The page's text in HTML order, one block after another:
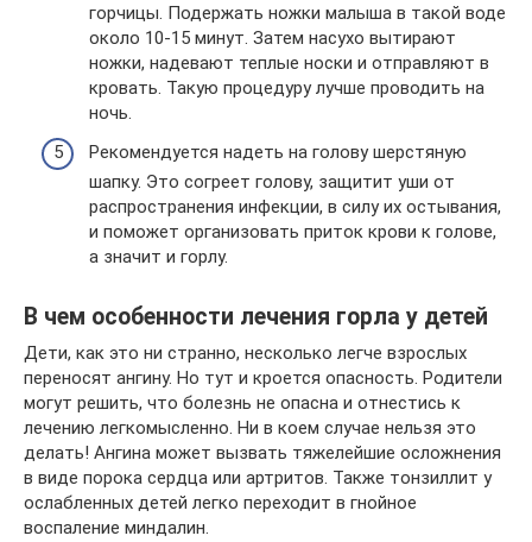
горчицы. Подержать ножки малыша в такой воде
около 10-15 минут. Затем насухо вытирают
ножки, надевают теплые носки и отправляют в
кровать. Такую процедуру лучше проводить на
ночь.
Рекомендуется надеть на голову шерстяную
шапку. Это согреет голову, защитит уши от
распространения инфекции, в силу их остывания,
и поможет организовать приток крови к голове,
а значит и горлу.
В чем особенности лечения горла у детей
Дети, как это ни странно, несколько легче взрослых
переносят ангину. Но тут и кроется опасность. Родители
могут решить, что болезнь не опасна и отнестись к
лечению легкомысленно. Ни в коем случае нельзя это
делать! Ангина может вызвать тяжелейшие осложнения
в виде порока сердца или артритов. Также тонзиллит у
ослабленных детей легко переходит в гнойное
воспаление миндалин.